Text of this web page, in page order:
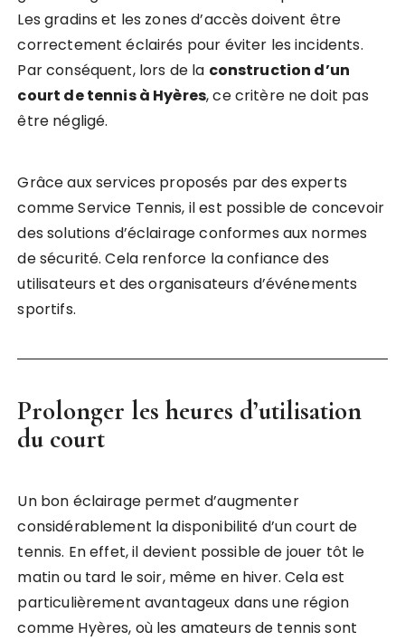
Les gradins et les zones d’accès doivent être
correctement éclairés pour éviter les incidents.
Par conséquent, lors de la construction d’un
court de tennis à Hyères, ce critère ne doit pas
être négligé.
Grâce aux services proposés par des experts
comme Service Tennis, il est possible de concevoir
des solutions d’éclairage conformes aux normes
de sécurité. Cela renforce la confiance des
utilisateurs et des organisateurs d’événements
sportifs.
Prolonger les heures d’utilisation
du court
Un bon éclairage permet d’augmenter
considérablement la disponibilité d’un court de
tennis. En effet, il devient possible de jouer tôt le
matin ou tard le soir, même en hiver. Cela est
particulièrement avantageux dans une région
comme Hyères, où les amateurs de tennis sont